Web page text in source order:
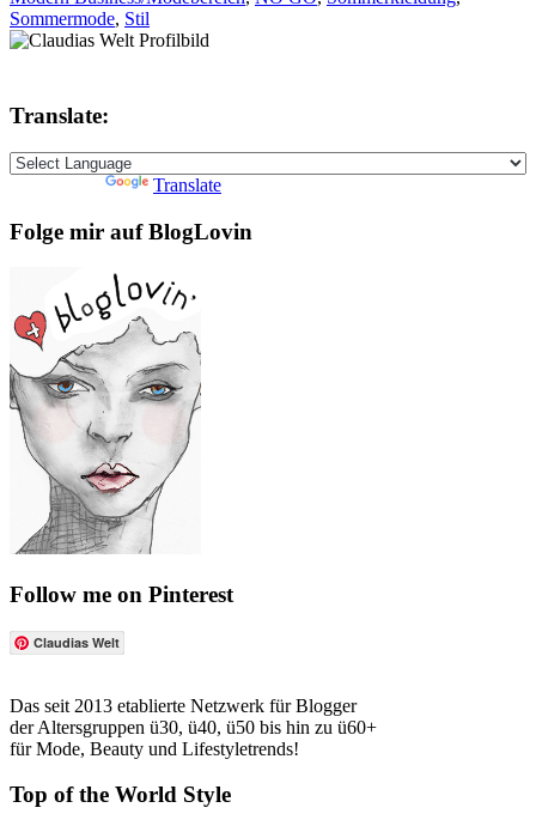
Sommermode, Stil
Translate:
Translate
Folge mir auf BlogLovin
Follow me on Pinterest
Claudias Welt
Das seit 2013 etablierte Netzwerk für Blogger
der Altersgruppen ü30, ü40, ü50 bis hin zu ü60+
für Mode, Beauty und Lifestyletrends!
Top of the World Style